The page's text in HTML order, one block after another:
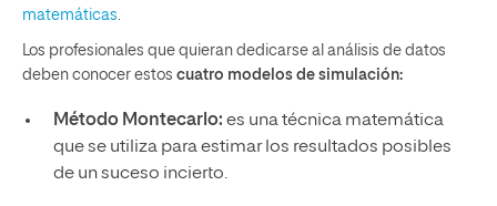
matemáticas.
Los profesionales que quieran dedicarse al análisis de datos
deben conocer estos cuatro modelos de simulación:
Método Montecarlo: es una técnica matemática
que se utiliza para estimar los resultados posibles
de un suceso incierto.